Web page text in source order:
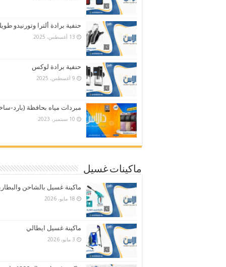
حنفية برادة ألترا وتورنيدو
13 أغسطس، 2025
حنفية برادة لوكس
9 أغسطس، 2025
مبردات مياه بحافظة (بارد-
10 سبتمبر، 2023
ماكينات غسيل
ماكينة غسيل بالشاحن
18 مايو، 2026
ماكينة غسيل ايطالي
3 مايو، 2026